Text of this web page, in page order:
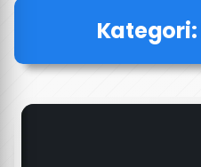
Kategori: